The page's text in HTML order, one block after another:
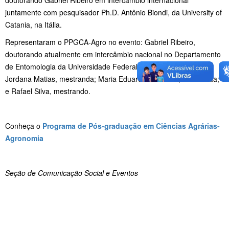
juntamente com pesquisador Ph.D. Antônio Biondi, da University of
Catania, na Itália.
Representaram o PPGCA-Agro no evento: Gabriel Ribeiro,
doutorando atualmente em intercâmbio nacional no Departamento
de Entomologia da Universidade Federal de Lavras (UFLA);
Jordana Matias, mestranda; Maria Eduarda Machado, mestranda;
e Rafael Silva, mestrando.
Conheça o Programa de Pós-graduação em Ciências Agrárias-
Agronomia
Seção de Comunicação Social e Eventos